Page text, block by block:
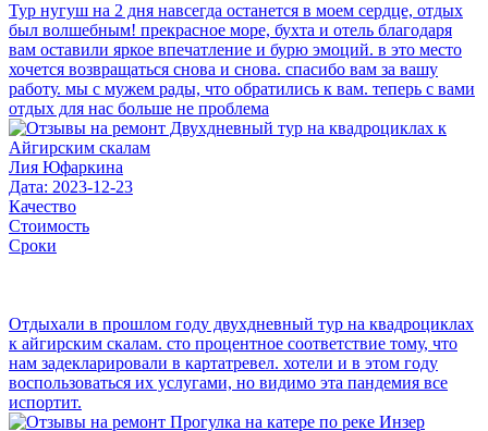
Тур нугуш на 2 дня навсегда останется в моем сердце, отдых
был волшебным! прекрасное море, бухта и отель благодаря
вам оставили яркое впечатление и бурю эмоций. в это место
хочется возвращаться снова и снова. спасибо вам за вашу
работу. мы с мужем рады, что обратились к вам. теперь с вами
отдых для нас больше не проблема
Лия Юфаркина
Дата: 2023-12-23
Качество
Стоимость
Сроки
Отдыхали в прошлом году двухдневный тур на квадроциклах
к айгирским скалам. сто процентное соответствие тому, что
нам задекларировали в картатревел. хотели и в этом году
воспользоваться их услугами, но видимо эта пандемия все
испортит.